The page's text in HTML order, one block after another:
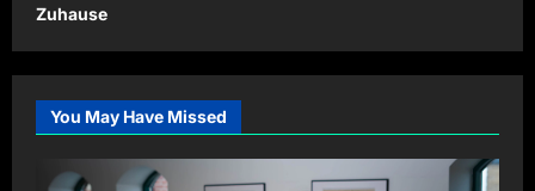
Zuhause
You May Have Missed